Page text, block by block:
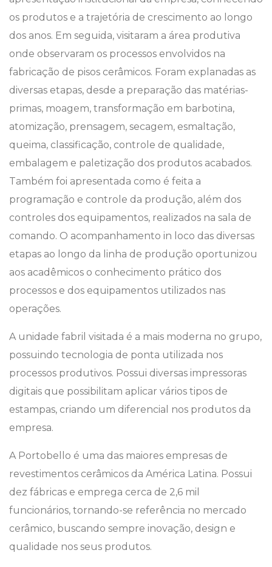
os produtos e a trajetória de crescimento ao longo
dos anos. Em seguida, visitaram a área produtiva
onde observaram os processos envolvidos na
fabricação de pisos cerâmicos. Foram explanadas as
diversas etapas, desde a preparação das matérias-
primas, moagem, transformação em barbotina,
atomização, prensagem, secagem, esmaltação,
queima, classificação, controle de qualidade,
embalagem e paletização dos produtos acabados.
Também foi apresentada como é feita a
programação e controle da produção, além dos
controles dos equipamentos, realizados na sala de
comando. O acompanhamento in loco das diversas
etapas ao longo da linha de produção oportunizou
aos acadêmicos o conhecimento prático dos
processos e dos equipamentos utilizados nas
operações.
A unidade fabril visitada é a mais moderna no grupo,
possuindo tecnologia de ponta utilizada nos
processos produtivos. Possui diversas impressoras
digitais que possibilitam aplicar vários tipos de
estampas, criando um diferencial nos produtos da
empresa.
A Portobello é uma das maiores empresas de
revestimentos cerâmicos da América Latina. Possui
dez fábricas e emprega cerca de 2,6 mil
funcionários, tornando-se referência no mercado
cerâmico, buscando sempre inovação, design e
qualidade nos seus produtos.